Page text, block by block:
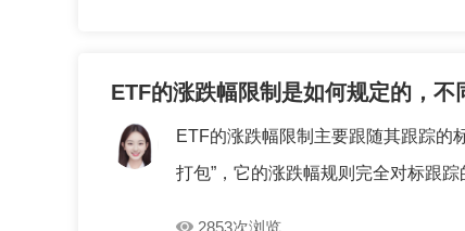
ETF的涨跌幅限制是如何规定的，
ETF的涨跌幅限制主要跟随其跟踪的
打包”，它的涨跌幅规则完全对标跟
2853次浏览